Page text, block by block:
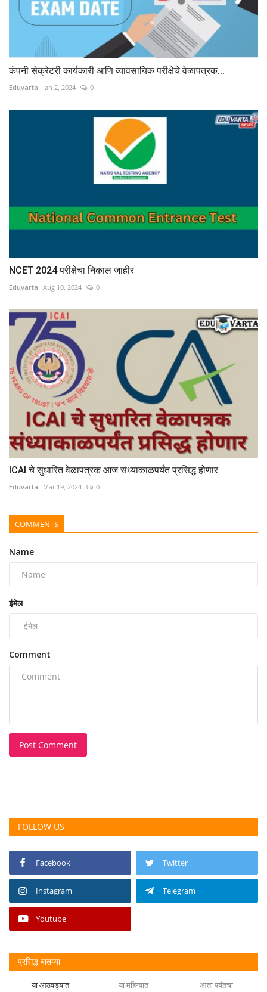
कंपनी सेक्रेटरी कार्यकारी आणि व्यावसायिक परीक्षेचे वेळापत्रक...
Eduvarta Jan 2, 2024 0
NCET 2024 परीक्षेचा निकाल जाहीर
Eduvarta Aug 10, 2024 0
ICAI चे सुधारित वेळापत्रक आज संध्याकाळपर्यंत प्रसिद्ध होणार
Eduvarta Mar 19, 2024 0
COMMENTS
Name
ईमेल
Comment
Post Comment
FOLLOW US
Facebook Twitter
Instagram Telegram
Youtube
प्रसिद्ध बातम्या
या आठवड्यात या महिन्यात आता पर्यंतचा